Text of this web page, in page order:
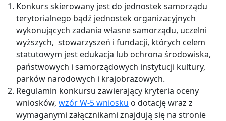
Konkurs skierowany jest do jednostek samorządu
terytorialnego bądź jednostek organizacyjnych
wykonujących zadania własne samorządu, uczelni
wyższych, stowarzyszeń i fundacji, których celem
statutowym jest edukacja lub ochrona środowiska,
państwowych i samorządowych instytucji kultury,
parków narodowych i krajobrazowych.
Regulamin konkursu zawierający kryteria oceny
wniosków, wzór W-5 wniosku o dotację wraz z
wymaganymi załącznikami znajdują się na stronie